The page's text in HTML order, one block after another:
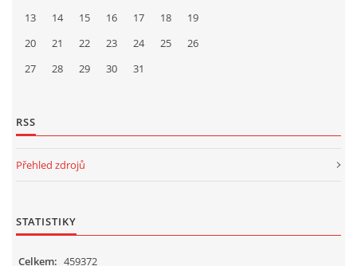
13
14 15 16 17 18
19
20
21 22 23 24 25
26
27
28 29 30 31
RSS
Přehled zdrojů
STATISTIKY
Celkem: 459372